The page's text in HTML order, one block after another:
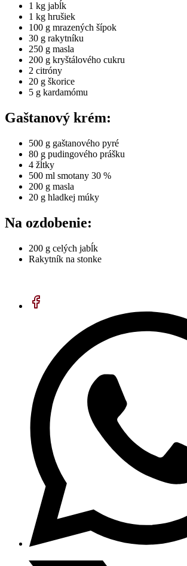
1 kg jabĺk
1 kg hrušiek
100 g mrazených šípok
30 g rakytníku
250 g masla
200 g kryštálového cukru
2 citróny
20 g škorice
5 g kardamómu
Gaštanový krém:
500 g gaštanového pyré
80 g pudingového prášku
4 žĺtky
500 ml smotany 30 %
200 g masla
20 g hladkej múky
Na ozdobenie:
200 g celých jabĺk
Rakytník na stonke